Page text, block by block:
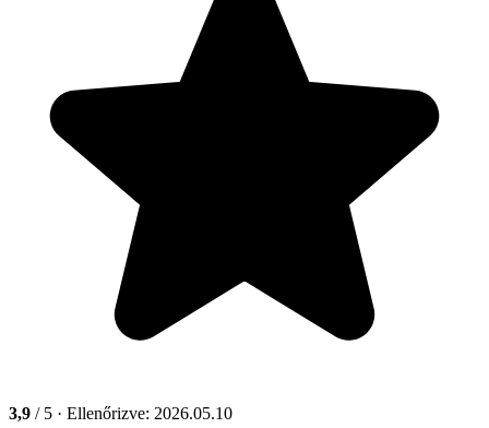
3,9 / 5 · Ellenőrizve: 2026.05.10